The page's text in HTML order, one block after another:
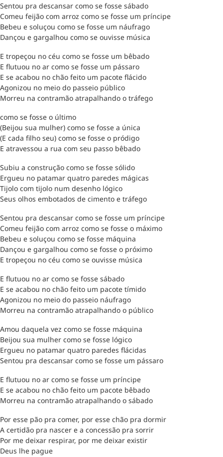
Sentou pra descansar como se fosse sábado
Comeu feijão com arroz como se fosse um príncipe
Bebeu e soluçou como se fosse um náufrago
Dançou e gargalhou como se ouvisse música
E tropeçou no céu como se fosse um bêbado
E flutuou no ar como se fosse um pássaro
E se acabou no chão feito um pacote flácido
Agonizou no meio do passeio público
Morreu na contramão atrapalhando o tráfego
como se fosse o último
(Beijou sua mulher) como se fosse a única
(E cada filho seu) como se fosse o pródigo
E atravessou a rua com seu passo bêbado
Subiu a construção como se fosse sólido
Ergueu no patamar quatro paredes mágicas
Tijolo com tijolo num desenho lógico
Seus olhos embotados de cimento e tráfego
Sentou pra descansar como se fosse um príncipe
Comeu feijão com arroz como se fosse o máximo
Bebeu e soluçou como se fosse máquina
Dançou e gargalhou como se fosse o próximo
E tropeçou no céu como se ouvisse música
E flutuou no ar como se fosse sábado
E se acabou no chão feito um pacote tímido
Agonizou no meio do passeio náufrago
Morreu na contramão atrapalhando o público
Amou daquela vez como se fosse máquina
Beijou sua mulher como se fosse lógico
Ergueu no patamar quatro paredes flácidas
Sentou pra descansar como se fosse um pássaro
E flutuou no ar como se fosse um príncipe
E se acabou no chão feito um pacote bêbado
Morreu na contramão atrapalhando o sábado
Por esse pão pra comer, por esse chão pra dormir
A certidão pra nascer e a concessão pra sorrir
Por me deixar respirar, por me deixar existir
Deus lhe pague